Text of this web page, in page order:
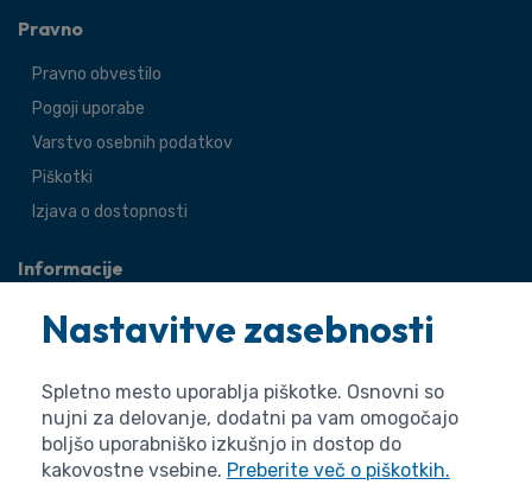
Pravno
Pravno obvestilo
Pogoji uporabe
Varstvo osebnih podatkov
Piškotki
Izjava o dostopnosti
Informacije
O agenciji
Splošne zadeve
Pravne zadeve
Nastavitve zasebnosti
Spletno mesto uporablja piškotke. Osnovni so
nujni za delovanje, dodatni pa vam omogočajo
boljšo uporabniško izkušnjo in dostop do
kakovostne vsebine. Preberite več o piškotkih.